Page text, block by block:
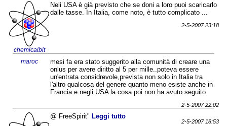
chemicalbit
Neli USA è già previsto che se doni a loro puoi scaricarlo
dalle tasse. In Italia, come noto, è tutto complicato ...
2-5-2007 23:18
maroc
mesi fa era stato suggerito alla comunità di creare una
onlus per avere diritto al 5 per mille..poteva essere
un'entrata considrevole,prevista non solo in Italia tra
l'altro qualcosa del genere quanto meno esiste anche in
Francia e negli USA la cosa poi non ha avuto seguito
2-5-2007 22:02
@ FreeSpirit"Leggi tutto
2-5-2007 18:53